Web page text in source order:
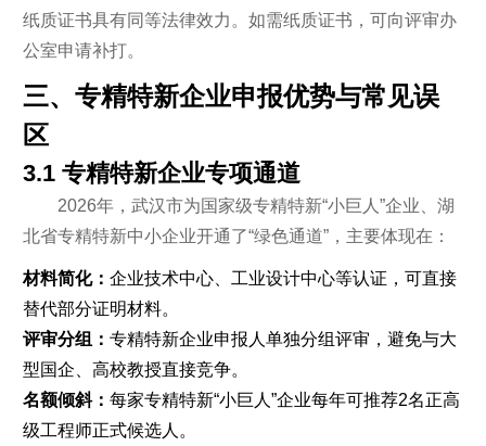
纸质证书具有同等法律效力。如需纸质证书，可向评审办
公室申请补打。
三、专精特新企业申报优势与常见误
区
3.1 专精特新企业专项通道
2026年，武汉市为国家级专精特新“小巨人”企业、湖
北省专精特新中小企业开通了“绿色通道”，主要体现在：
材料简化： 企业技术中心、工业设计中心等认证，可直接
替代部分证明材料。
评审分组： 专精特新企业申报人单独分组评审，避免与大
型国企、高校教授直接竞争。
名额倾斜： 每家专精特新“小巨人”企业每年可推荐2名正高
级工程师正式候选人。